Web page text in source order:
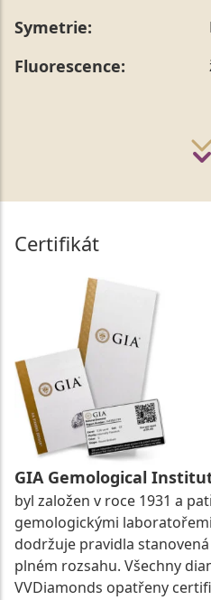
Symetrie:
Fluorescence:
Certifikát
GIA Gemological
byl založen v roce 1931 a
gemologickými
dodržuje pravidla
plném rozsahu. Všechny
VVDiamonds opatřeny